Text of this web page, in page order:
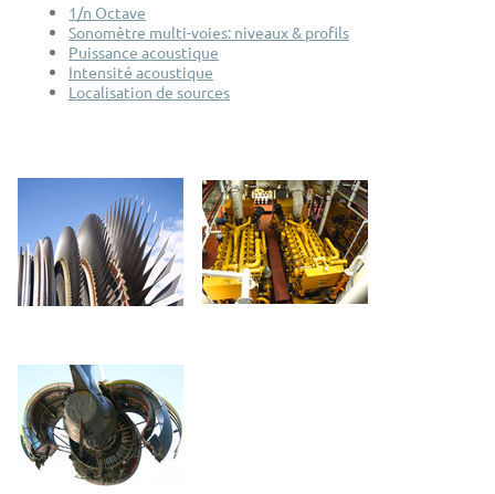
1/n Octave
Sonomètre multi-voies: niveaux & profils
Puissance acoustique
Intensité acoustique
Localisation de sources